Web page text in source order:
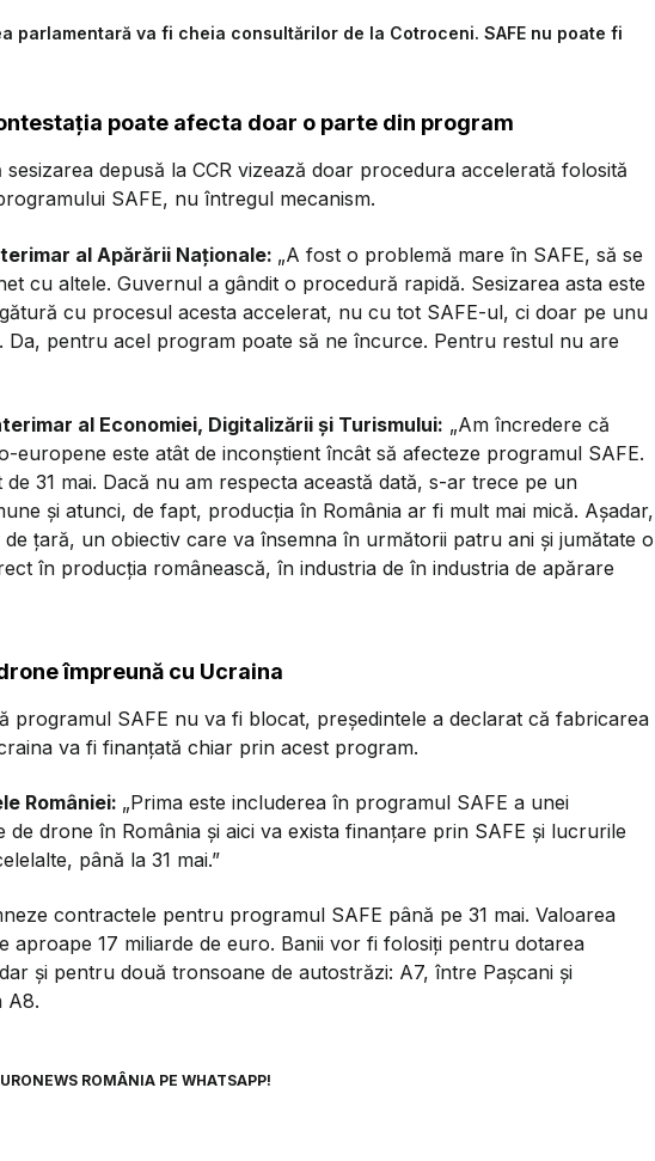
parlamentară va fi cheia consultărilor de la Cotroceni. SAFE nu poate fi
poate afecta doar o parte din program
depusă la CCR vizează doar procedura accelerată folosită
SAFE, nu întregul mecanism.
al Apărării Naționale: „A fost o problemă mare în SAFE, să se
cu altele. Guvernul a gândit o procedură rapidă. Sesizarea asta este
cu procesul acesta accelerat, nu cu tot SAFE-ul, ci doar pe unu
Da, pentru acel program poate să ne încurce. Pentru restul nu are
al Economiei, Digitalizării și Turismului: „Am încredere că
europene este atât de inconștient încât să afecteze programul SAFE.
31 mai. Dacă nu am respecta această dată, s-ar trece pe un
și atunci, de fapt, producția în România ar fi mult mai mică. Așadar,
țară, un obiectiv care va însemna în următorii patru ani și jumătate o
în producția românească, în industria de în industria de apărare
împreună cu Ucraina
programul SAFE nu va fi blocat, președintele a declarat că fabricarea
va fi finanţată chiar prin acest program.
României: „Prima este includerea în programul SAFE a unei
drone în România şi aici va exista finanţare prin SAFE şi lucrurile
până la 31 mai.”
contractele pentru programul SAFE până pe 31 mai. Valoarea
aproape 17 miliarde de euro. Banii vor fi folosiți pentru dotarea
și pentru două tronsoane de autostrăzi: A7, între Pașcani și
A8.
ROMÂNIA PE WHATSAPP!